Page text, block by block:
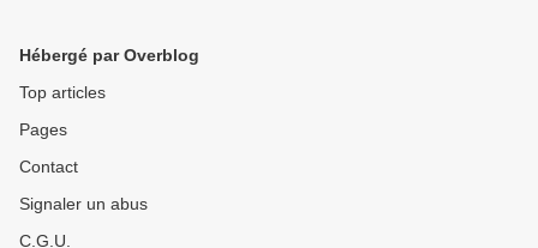
Hébergé par Overblog
Top articles
Pages
Contact
Signaler un abus
C.G.U.